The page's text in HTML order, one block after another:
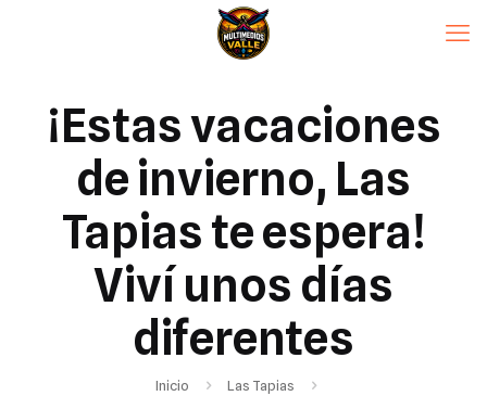
¡Estas vacaciones
de invierno, Las
Tapias te espera!
Viví unos días
diferentes
Inicio
Las Tapias